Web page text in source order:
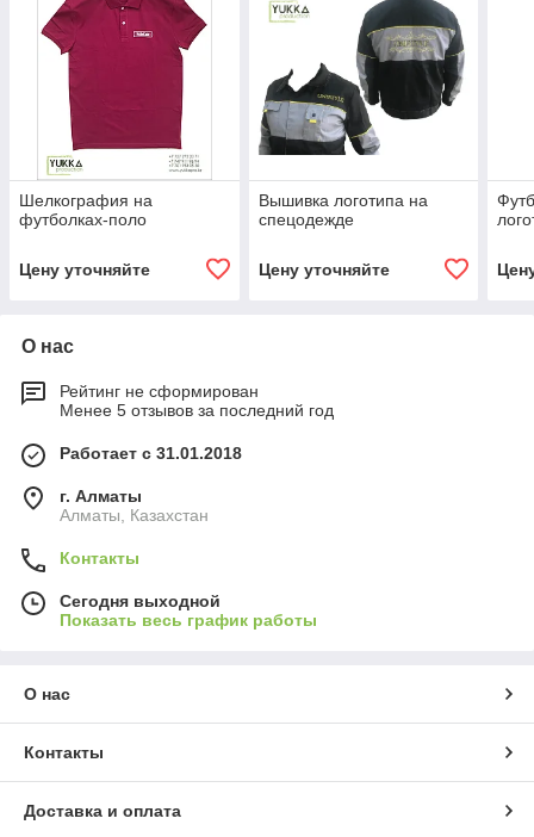
Шелкография на
футболках-поло
Цену уточняйте
Вышивка логотипа на
спецодежде
Цену уточняйте
О нас
Рейтинг не сформирован
Менее 5 отзывов за последний год
Работает с 31.01.2018
г. Алматы
Алматы, Казахстан
Контакты
Сегодня выходной
Показать весь график работы
О нас
Контакты
Доставка и оплата